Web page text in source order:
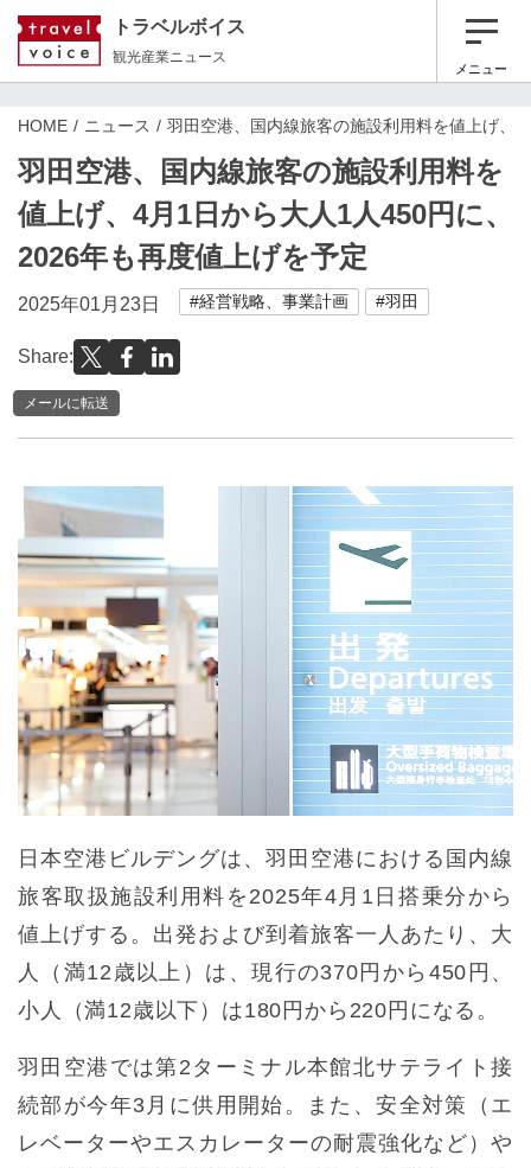
トラベルボイス
観光産業ニュース
メニュー
HOME ニュース 羽田空港、国内線旅客の施設利用料を値上げ、
羽田空港、国内線旅客の施設利用料を
値上げ、4月1日から大人1人450円に、
2026年も再度値上げを予定
2025年01月23日 #経営戦略、事業計画 #羽田
Share:
メールに転送
日本空港ビルデングは、羽田空港における国内線
旅客取扱施設利用料を2025年4月1日搭乗分から
値上げする。出発および到着旅客一人あたり、大
人（満12歳以上）は、現行の370円から450円、
小人（満12歳以下）は180円から220円になる。
羽田空港では第2ターミナル本館北サテライト接
続部が今年3月に供用開始。また、安全対策（エ
レベーターやエスカレーターの耐震強化など）や